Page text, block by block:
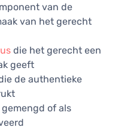
van de
van het gerecht
die het gerecht een
geeft
de authentieke
of als